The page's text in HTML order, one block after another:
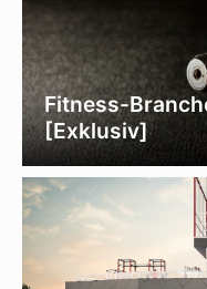
Fitness-
[Exklusiv]